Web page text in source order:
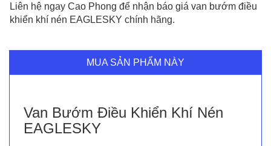
Liên hệ ngay Cao Phong để nhận báo giá van bướm điều
khiển khí nén EAGLESKY chính hãng.
MUA SẢN PHẨM NÀY
Van Bướm Điều Khiển Khí Nén
EAGLESKY